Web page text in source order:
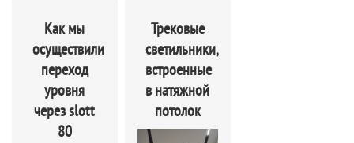
Как мы
осуществили
переход
уровня
через slott
80
Трековые
светильники,
встроенные
в натяжной
потолок